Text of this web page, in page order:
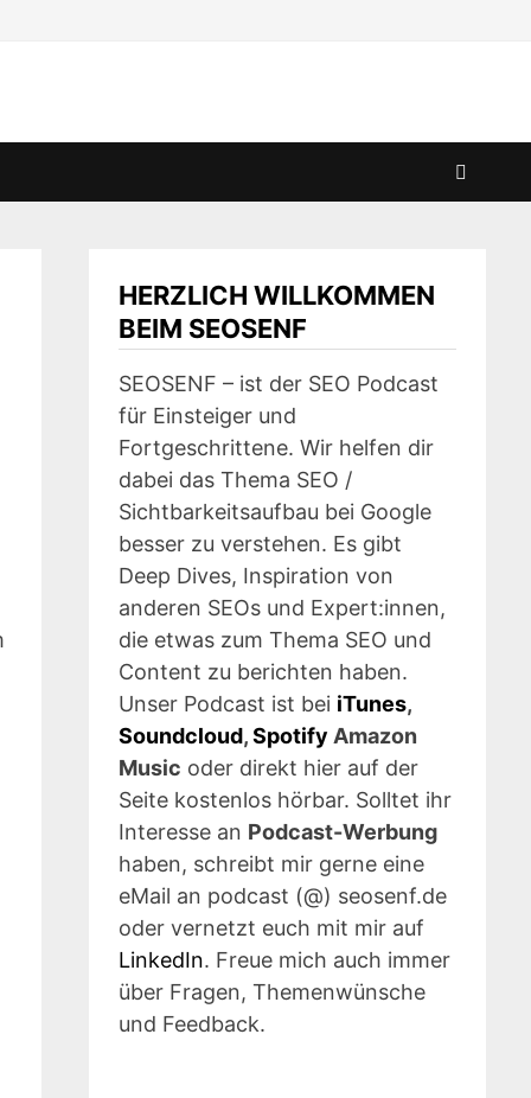
HERZLICH WILLKOMMEN
BEIM SEOSENF
SEOSENF – ist der SEO Podcast
für Einsteiger und
Fortgeschrittene. Wir helfen dir
dabei das Thema SEO /
Sichtbarkeitsaufbau bei Google
besser zu verstehen. Es gibt
Deep Dives, Inspiration von
anderen SEOs und Expert:innen,
die etwas zum Thema SEO und
Content zu berichten haben.
Unser Podcast ist bei iTunes,
Soundcloud,Spotify Amazon
Music oder direkt hier auf der
Seite kostenlos hörbar. Solltet ihr
Interesse an Podcast-Werbung
haben, schreibt mir gerne eine
eMail an podcast (@) seosenf.de
oder vernetzt euch mit mir auf
LinkedIn. Freue mich auch immer
über Fragen, Themenwünsche
und Feedback.